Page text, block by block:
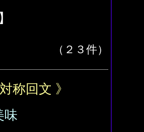
】
（２３件）
称回文 》
味